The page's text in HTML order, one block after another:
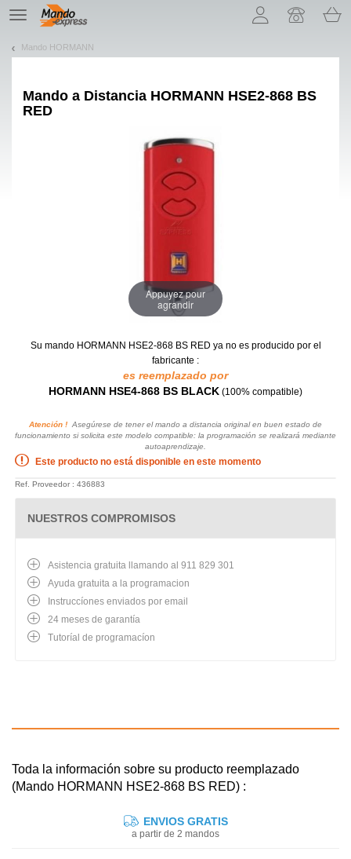
TE
navigation
Mando HORMANN
Mando a Distancia HORMANN HSE2-868 BS
RED
Appuyez pour
agrandir
Su mando HORMANN HSE2-868 BS RED ya no es producido por el
fabricante :
es reemplazado por
HORMANN HSE4-868 BS BLACK (100% compatible)
Atención ! Asegúrese de tener el mando a distancia original en buen estado de
funcionamiento si solicita este modelo compatible: la programación se realizará mediante
autoaprendizaje.
Este producto no está disponible en este momento
Ref. Proveedor : 436883
NUESTROS COMPROMISOS
Asistencia gratuita llamando al 911 829 301
Ayuda gratuita a la programacion
Instruccíones enviados por email
24 meses de garantía
Tutoríal de programacíon
Toda la información sobre su producto reemplazado
(Mando HORMANN HSE2-868 BS RED) :
ENVIOS GRATIS
a partir de 2 mandos
¡Permítenos presentarte nuestras cookies!